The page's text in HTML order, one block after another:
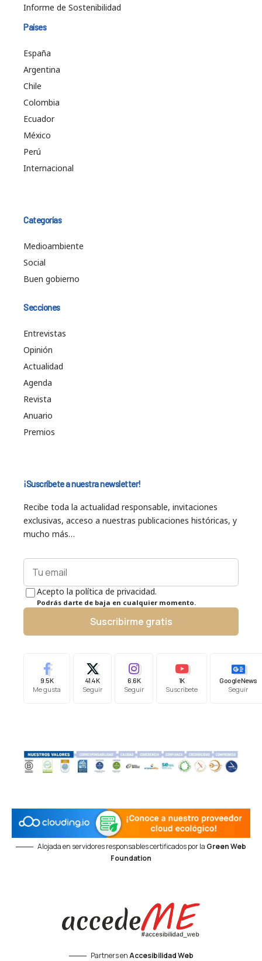
Informe de Sostenibilidad
Países
España
Argentina
Chile
Colombia
Ecuador
México
Perú
Internacional
Categorías
Medioambiente
Social
Buen gobierno
Secciones
Entrevistas
Opinión
Actualidad
Agenda
Revista
Anuario
Premios
¡Suscríbete a nuestra newsletter!
Recibe toda la actualidad responsable, invitaciones
exclusivas, acceso a nuestras publicaciones históricas, y
mucho más…
Acepto la política de privacidad.
Podrás darte de baja en cualquier momento.
Suscribirme gratis
9.5K
Me gusta
41.4K
Seguir
6.6K
Seguir
1K
Suscríbete
Google News
Seguir
Alojada en servidores responsables certificados por la Green Web
Foundation
Partners enAccesibilidad Web